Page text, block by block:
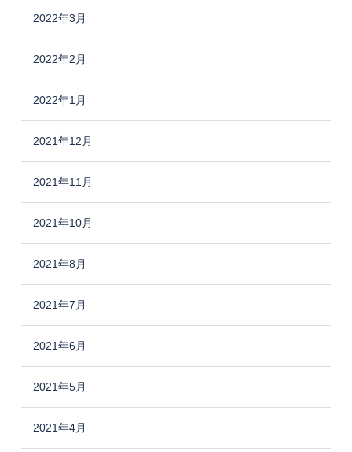
2022年3月
2022年2月
2022年1月
2021年12月
2021年11月
2021年10月
2021年8月
2021年7月
2021年6月
2021年5月
2021年4月